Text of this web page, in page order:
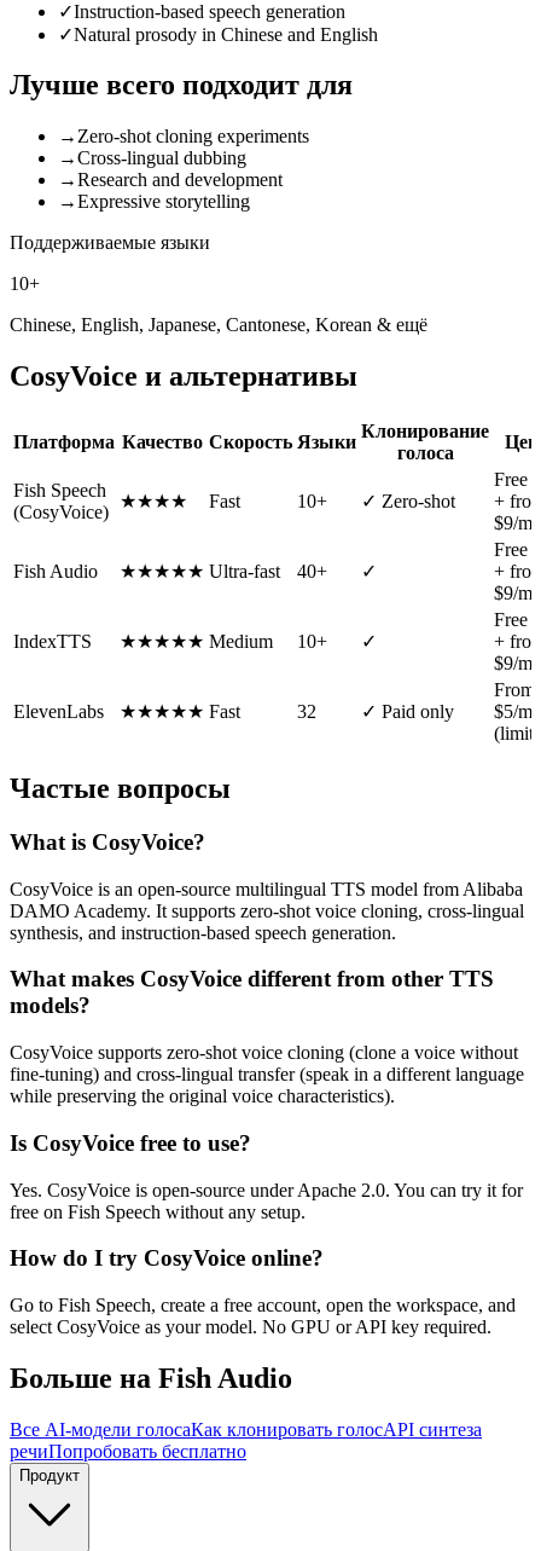
✓Instruction-based speech generation
✓Natural prosody in Chinese and English
Лучше всего подходит для
→ Zero-shot cloning experiments
→Cross-lingual dubbing
→Research and development
→Expressive storytelling
Поддерживаемые языки
10+
Chinese, English, Japanese, Cantonese, Korean & ещё
CosyVoice и альтернативы
Платформа Качество Скорость Языки
Клонирование
голоса
Fish Speech
(CosyVoice)
★★★★ Fast 10+ ✓ Zero-shot
Free
+
$9/mo
Fish Audio ★★★★★ Ultra-fast 40+ ✓
Free
+
$9/mo
IndexTTS ★★★★★ Medium 10+ ✓
Free
+
$9/mo
ElevenLabs ★★★★★ Fast 32 ✓ Paid only
From
$5/mo
Частые вопросы
What is CosyVoice?
CosyVoice is an open-source multilingual TTS model from Alibaba
DAMO Academy. It supports zero-shot voice cloning, cross-lingual
synthesis, and instruction-based speech generation.
What makes CosyVoice different from other TTS
models?
CosyVoice supports zero-shot voice cloning (clone a voice without
fine-tuning) and cross-lingual transfer (speak in a different language
while preserving the original voice characteristics).
Is CosyVoice free to use?
Yes. CosyVoice is open-source under Apache 2.0. You can try it for
free on Fish Speech without any setup.
How do I try CosyVoice online?
Go to Fish Speech, create a free account, open the workspace, and
select CosyVoice as your model. No GPU or API key required.
Больше на Fish Audio
Все AI-модели голосаКак клонировать голосAPI синтеза
речиПопробовать бесплатно
Продукт